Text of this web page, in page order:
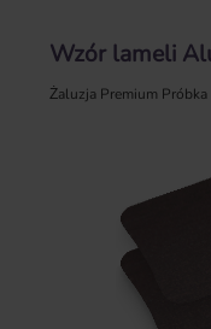
Wzór lameli
Żaluzja Premium Próbka